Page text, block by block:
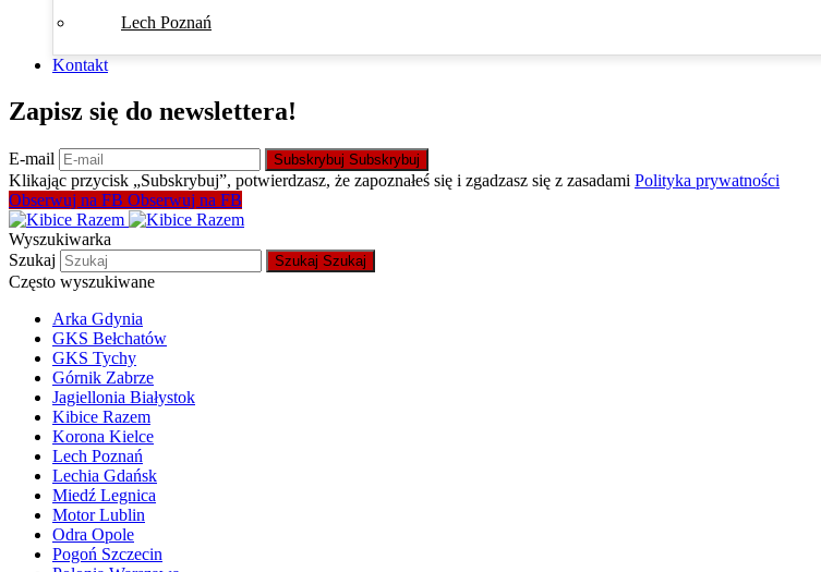
Lech Poznań
Kontakt
Zapisz się do newslettera!
E-mail Subskrybuj Subskrybuj
Klikając przycisk „Subskrybuj”, potwierdzasz, że zapoznałeś się i zgadzasz się z zasadami Polityka prywatności
Obserwuj na FB Obserwuj na FB
Wyszukiwarka
Szukaj
Szukaj Szukaj
Często wyszukiwane
Arka Gdynia
GKS Bełchatów
GKS Tychy
Górnik Zabrze
Jagiellonia Białystok
Kibice Razem
Korona Kielce
Lech Poznań
Lechia Gdańsk
Miedź Legnica
Motor Lublin
Odra Opole
Pogoń Szczecin